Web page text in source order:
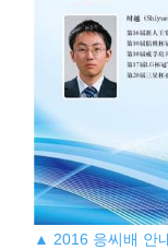
▲ 2016 응씨배 안